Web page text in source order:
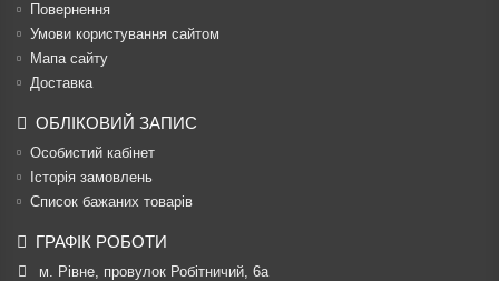
Повернення
Умови користування сайтом
Мапа сайту
Доставка
ОБЛІКОВИЙ ЗАПИС
Особистий кабінет
Історія замовлень
Список бажаних товарів
ГРАФІК РОБОТИ
м. Рівне, провулок Робітничий, 6а